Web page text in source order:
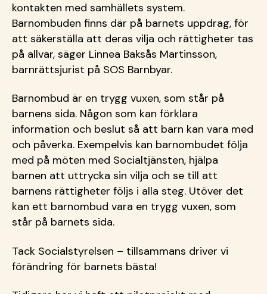
kontakten med samhällets system.
Barnombuden finns där på barnets uppdrag, för
att säkerställa att deras vilja och rättigheter tas
på allvar, säger Linnea Baksås Martinsson,
barnrättsjurist på SOS Barnbyar.
Barnombud är en trygg vuxen, som står på
barnens sida. Någon som kan förklara
information och beslut så att barn kan vara med
och påverka. Exempelvis kan barnombudet följa
med på möten med Socialtjänsten, hjälpa
barnen att uttrycka sin vilja och se till att
barnens rättigheter följs i alla steg. Utöver det
kan ett barnombud vara en trygg vuxen, som
står på barnets sida.
Tack Socialstyrelsen – tillsammans driver vi
förändring för barnets bästa!